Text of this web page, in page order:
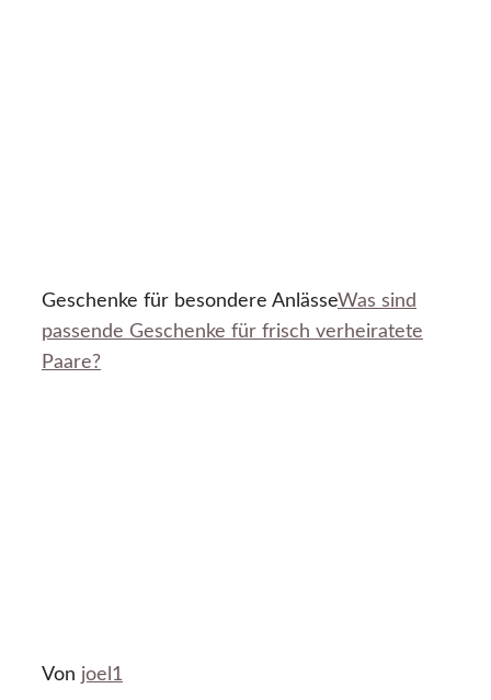
Geschenke für besondere AnlässeWas sind
passende Geschenke für frisch verheiratete
Paare?
Von joel1